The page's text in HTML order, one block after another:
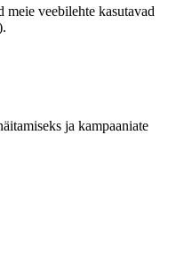
veebilehte kasutavad
ja kampaaniate